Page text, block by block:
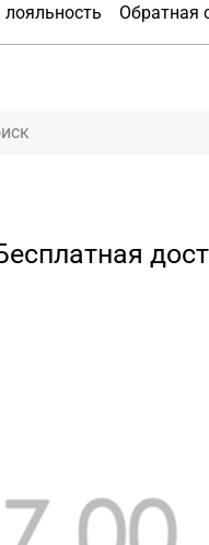
лояльность Обратная